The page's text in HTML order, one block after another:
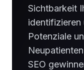
Sichtbarkeit
Potenziale
SEO